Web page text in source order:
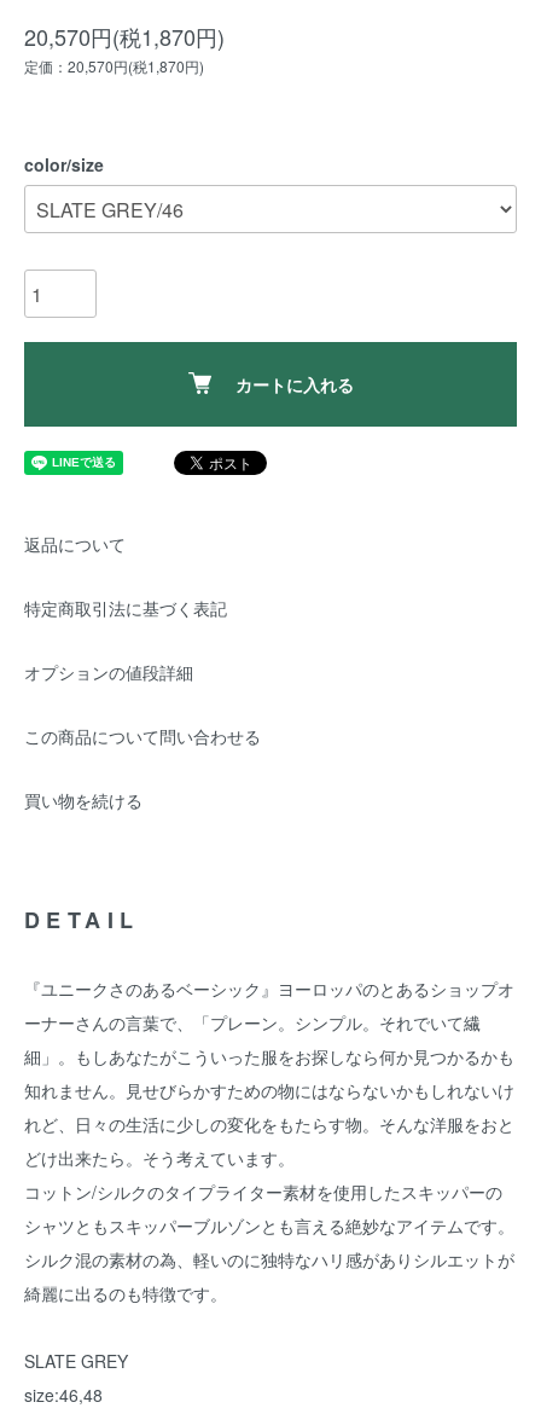
20,570円(税1,870円)
定価：20,570円(税1,870円)
color/size
カートに入れる
返品について
特定商取引法に基づく表記
オプションの値段詳細
この商品について問い合わせる
買い物を続ける
DETAIL
『ユニークさのあるベーシック』ヨーロッパのとあるショップオ
ーナーさんの言葉で、「プレーン。シンプル。それでいて繊
細」。もしあなたがこういった服をお探しなら何か見つかるかも
知れません。見せびらかすための物にはならないかもしれないけ
れど、日々の生活に少しの変化をもたらす物。そんな洋服をおと
どけ出来たら。そう考えています。
コットン/シルクのタイプライター素材を使用したスキッパーの
シャツともスキッパーブルゾンとも言える絶妙なアイテムです。
シルク混の素材の為、軽いのに独特なハリ感がありシルエットが
綺麗に出るのも特徴です。
SLATE GREY
size:46,48